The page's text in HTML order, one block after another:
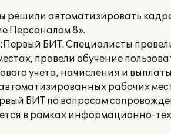
автоматизировать
Персоналом 8».
БИТ. Специалисты
провели обучение
учета, начисления и
рабочих
БИТ по вопросам
в рамках информационно-